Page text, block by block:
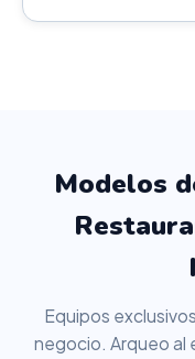
Modelos
Equipos
negocio. Arqueo al